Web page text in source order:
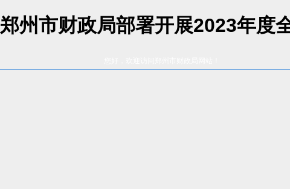
郑州市财政局部署开展2023年度